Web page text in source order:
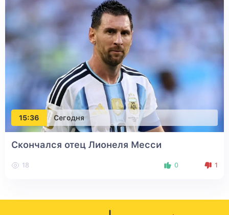
15:36 Сегодня
Скончался отец Лионеля Месси
18 0 1